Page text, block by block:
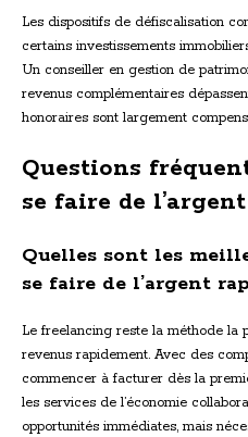
Les dispositifs de défiscalisation
certains investissements
Un conseiller en gestion de
revenus complémentaires
honoraires sont largement
Questions
se faire de l’argent
Quelles sont les
se faire de l’argent
Le freelancing reste la méthode la
revenus rapidement. Avec des
commencer à facturer dès la
les services de l’économie
opportunités immédiates, mais